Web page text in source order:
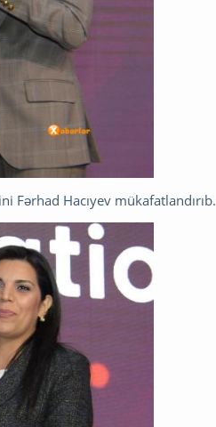
Fərhad Hacıyev mükafatlandırıb.